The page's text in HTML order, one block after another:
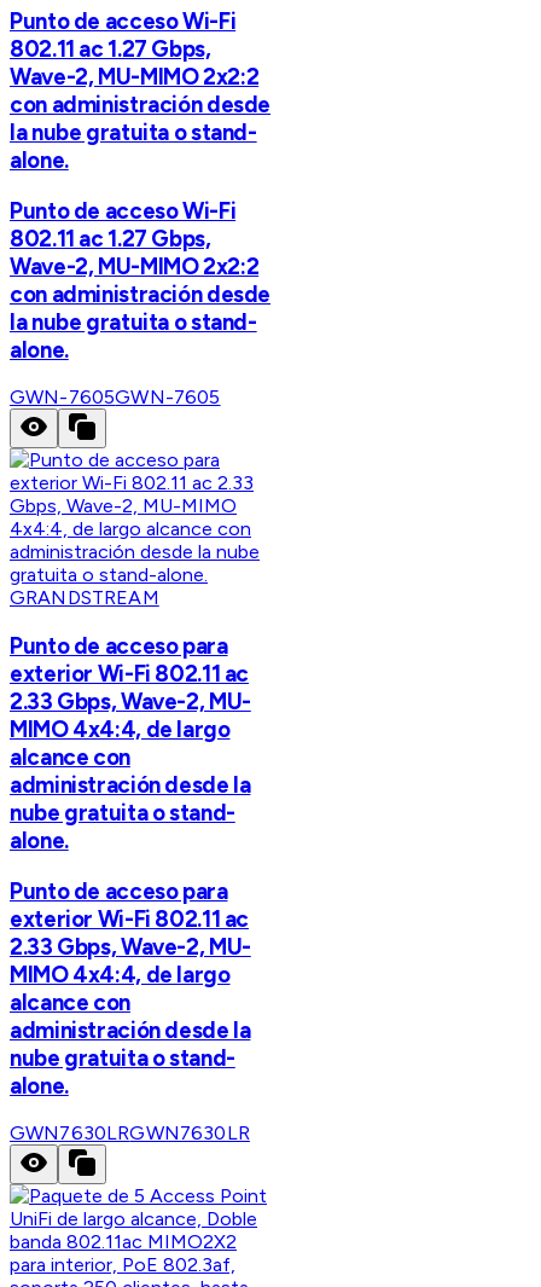
Punto de acceso Wi-Fi
802.11 ac 1.27 Gbps,
Wave-2, MU-MIMO 2x2:2
con administración desde
la nube gratuita o stand-
alone.
Punto de acceso Wi-Fi
802.11 ac 1.27 Gbps,
Wave-2, MU-MIMO 2x2:2
con administración desde
la nube gratuita o stand-
alone.
GWN-7605GWN-7605
GRANDSTREAM
Punto de acceso para
exterior Wi-Fi 802.11 ac
2.33 Gbps, Wave-2, MU-
MIMO 4x4:4, de largo
alcance con
administración desde la
nube gratuita o stand-
alone.
Punto de acceso para
exterior Wi-Fi 802.11 ac
2.33 Gbps, Wave-2, MU-
MIMO 4x4:4, de largo
alcance con
administración desde la
nube gratuita o stand-
alone.
GWN7630LRGWN7630LR